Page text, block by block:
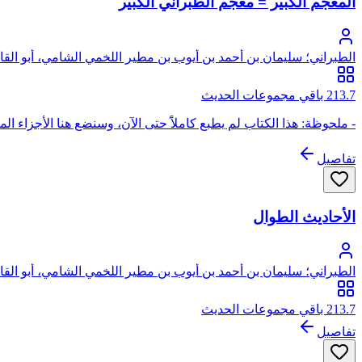
الطبراني؛ سليمان بن أحمد بن أيوب بن مطير اللخمي الشامي، أبو
213.7 باقي مجموعات الحديث
- ملحوظة: هذا الكتاب لم يطبع كاملاًَ حتى الآن، وسنضع هنا الأجزاء
تفاصيل
الأحاديث الطوال
الطبراني؛ سليمان بن أحمد بن أيوب بن مطير اللخمي الشامي، أبو
213.7 باقي مجموعات الحديث
تفاصيل